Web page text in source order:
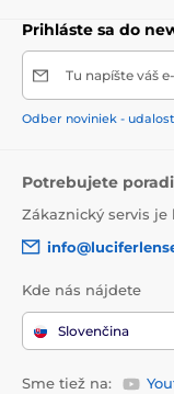
Prihláste sa do
Tu napíšte váš
Odber noviniek -
Potrebujete
Zákaznický servis je
Kde nás nájdete
Slovenčina
Sme tiež na: